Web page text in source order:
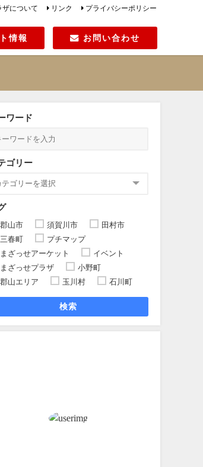
ザについて リンク プライバシーポリシー
情報 お問い合わせ
ワード
ゴリー
郡山市 須賀川市
田村市
三春町
プチマップ
まざっせアーケット
イベント
まざっせプラザ
小野町
郡山エリア
玉川村 石川町
検索